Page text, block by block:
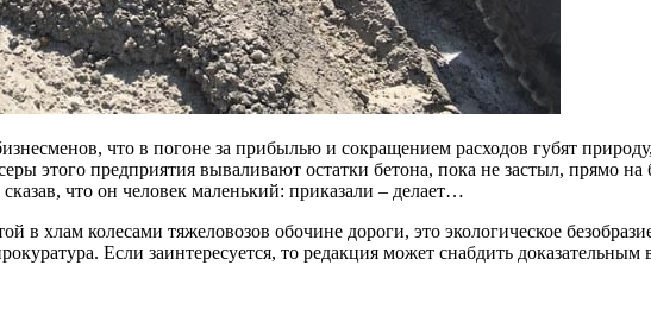
что в погоне за прибылью и сокращением расходов губят
этого предприятия вываливают остатки бетона, пока не застыл, прямо на
что он человек маленький: приказали – делает…
в хлам колесами тяжеловозов обочине дороги, это экологическое
Если заинтересуется, то редакция может снабдить доказательным